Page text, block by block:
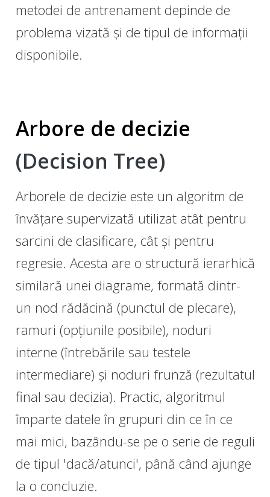
metodei de antrenament depinde de
problema vizată și de tipul de informații
disponibile.
Arbore de decizie
(Decision Tree)
Arborele de decizie este un algoritm de
învățare supervizată utilizat atât pentru
sarcini de clasificare, cât și pentru
regresie. Acesta are o structură ierarhică
similară unei diagrame, formată dintr-
un nod rădăcină (punctul de plecare),
ramuri (opțiunile posibile), noduri
interne (întrebările sau testele
intermediare) și noduri frunză (rezultatul
final sau decizia). Practic, algoritmul
împarte datele în grupuri din ce în ce
mai mici, bazându-se pe o serie de reguli
de tipul 'dacă/atunci', până când ajunge
la o concluzie.